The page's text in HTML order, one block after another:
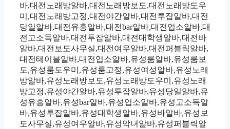
바,대전노래방알바,대전노래방보도,대전노래방도우
미,대전노래방고정,대전야간알바,대전투잡알바,대전
당일알바,대전유흥알바,대전bar알바,대전업소알바,대
전고소득알바,대전투잡알바,대전대학생알바,대전바
알바,대전보도사무실,대전여우알바,대전퍼블릭알바,
대전테이블알바,대전업소알바,유성룸알바,유성룸보
도,유성룸도우미,유성룸고정,유성여성알바,유성노래
방알바,유성노래방보도,유성노래방도우미,유성노래
방고정,유성야간알바,유성투잡알바,유성당일알바,유
성유흥알바,유성bar알바,유성업소알바,유성고소득알
바,유성투잡알바,유성대학생알바,유성바알바,유성보
도사무실,유성여우알바,유성악녀알바,유성퍼블릭알